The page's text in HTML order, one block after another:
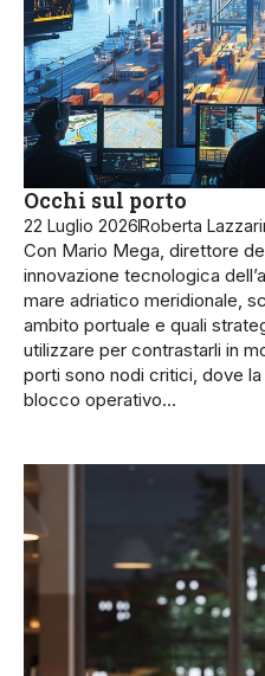
Occhi sul porto
22 Luglio 2026Roberta
Con Mario Mega, direttore
innovazione tecnologica
mare adriatico meridionale,
ambito portuale e quali
utilizzare per contrastarli in
porti sono nodi critici, dove
blocco ope­rativo…